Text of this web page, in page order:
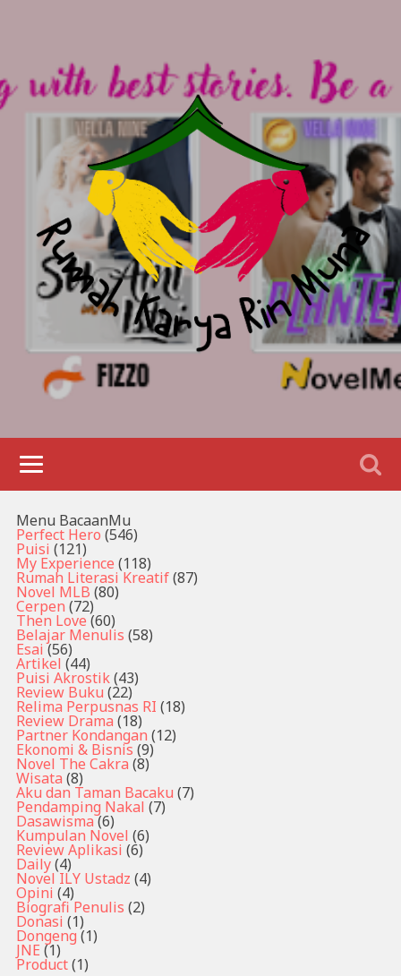
Menu BacaanMu
Perfect Hero (546)
Puisi (121)
My Experience (118)
Rumah Literasi Kreatif(87)
Novel MLB (80)
Cerpen (72)
Then Love (60)
Belajar Menulis (58)
Esai (56)
Artikel (44)
Puisi Akrostik(43)
Review Buku (22)
Relima Perpusnas RI (18)
Review Drama (18)
Partner Kondangan (12)
Ekonomi & Bisnis (9)
Novel The Cakra (8)
Wisata (8)
Aku dan Taman Bacaku (7)
Pendamping Nakal (7)
Dasawisma (6)
Kumpulan Novel (6)
Review Aplikasi (6)
Daily(4)
Novel ILY Ustadz (4)
Opini (4)
Biografi Penulis (2)
Donasi (1)
Dongeng (1)
JNE (1)
Product(1)